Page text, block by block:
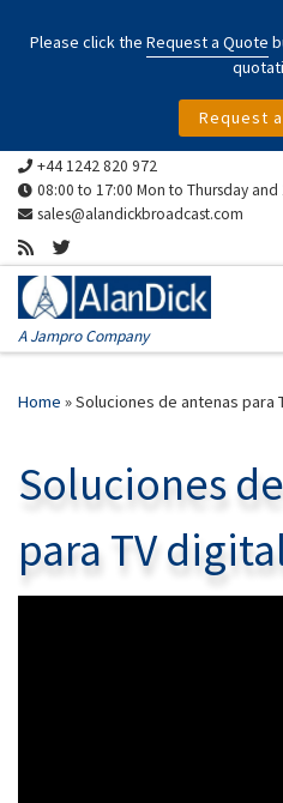
Please click the Request a Quote
Request
Skip to content
+44 1242 820 972
08:00 to 17:00 Mon to Thursday and
sales@alandickbroadcast.com
A Jampro Company
Home »Soluciones de antenas para
Soluciones
para TV